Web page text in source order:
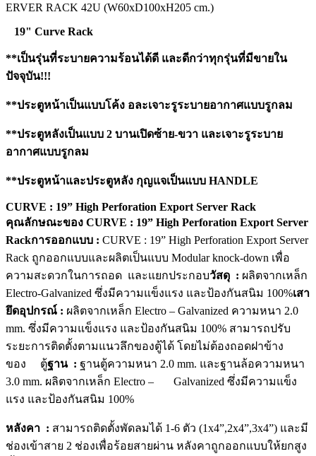
ERVER RACK 42U (W60xD100xH205 cm.)
19" Curve Rack
**เป็นรุ่นที่ระบายความร้อนได้ดี และดีกว่าทุกรุ่นที่มีขายใน
ปัจจุบัน!!!
**ประตูหน้าเป็นแบบโค้ง อละเจาะรูระบายอากาศแบบรูกลม
**ประตูหลังเป็นแบบ 2 บานเปิดซ้าย-ขวา และเจาะรูระบาย
อากาศแบบรูกลม
**ประตูหน้าและประตูหลัง กุญแจเป็นแบบ HANDLE
CURVE : 19” High Perforation Export Server Rack
คุณลักษณะของ CURVE : 19” High Perforation Export Server
Rackการออกแบบ : CURVE : 19” High Perforation Export Server
Rack ถูกออกแบบและผลิตเป็นแบบ Modular knock-down เพื่อ
ความสะดวกในการถอด และแยกประกอบวัสดุ : ผลิตจากเหล็ก
Electro-Galvanized ซึ่งมีความแข็งแรง และป้องกันสนิม 100%เสา
ยึดอุปกรณ์ : ผลิตจากเหล็ก Electro – Galvanized ความหนา 2.0
mm. ซึ่งมีความแข็งแรง และป้องกันสนิม 100% สามารถปรับ
ระยะการติดตั้งตามแนวลึกของตู้ได้ โดยไม่ต้องถอดฝาข้าง
ของ ตู้ฐาน : ฐานตู้ความหนา 2.0 mm. และฐานล้อความหนา
3.0 mm. ผลิตจากเหล็ก Electro – Galvanized ซึ่งมีความแข็ง
แรง และป้องกันสนิม 100%
หลังคา : สามารถติดตั้งพัดลมได้ 1-6 ตัว (1x4”,2x4”,3x4”) และมี
ช่องเข้าสาย 2 ช่องเพื่อร้อยสายผ่าน หลังคาถูกออกแบบให้ยกสูง